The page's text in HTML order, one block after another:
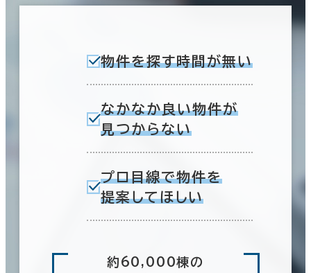
物件を探す時間が無い
なかなか良い物件が
見つからない
プロ目線で物件を
提案してほしい
約60,000棟の